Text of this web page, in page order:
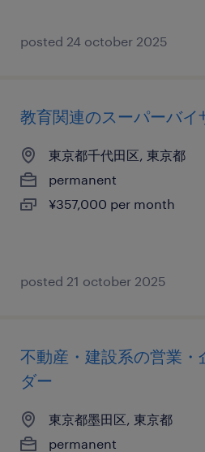
posted 24 october 2025
教育関連のスーパーバイ
東京都千代田区, 東京都
permanent
¥357,000 per month
posted 21 october 2025
不動産・建設系の営業・
ダー
東京都墨田区, 東京都
permanent